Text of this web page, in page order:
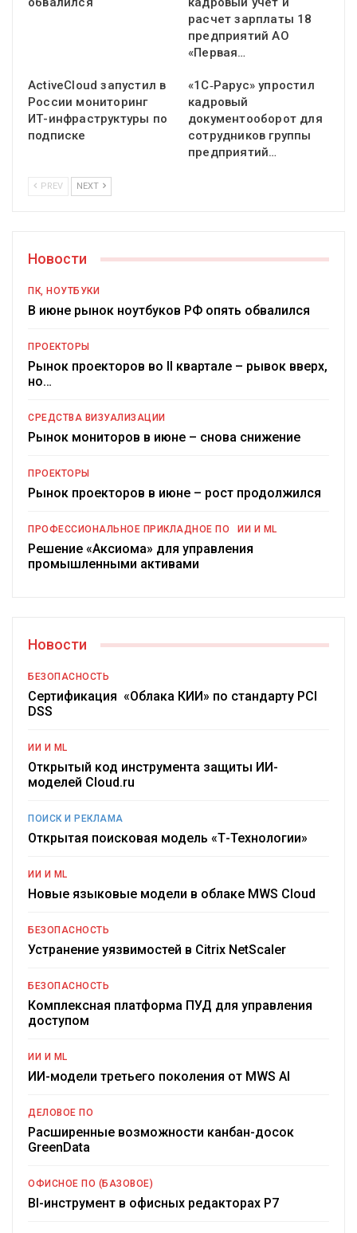
расчет зарплаты 18
предприятий АО
«Первая…
ActiveCloud запустил в
России мониторинг
ИТ-инфраструктуры по
подписке
«1С‑Рарус» упростил
кадровый
документооборот для
сотрудников группы
предприятий…
PREV NEXT
Новости
ПК, НОУТБУКИ
В июне рынок ноутбуков РФ опять обвалился
ПРОЕКТОРЫ
Рынок проекторов во II квартале – рывок вверх,
но…
СРЕДСТВА ВИЗУАЛИЗАЦИИ
Рынок мониторов в июне – снова снижение
ПРОЕКТОРЫ
Рынок проекторов в июне – рост продолжился
ПРОФЕССИОНАЛЬНОЕ ПРИКЛАДНОЕ ПО ИИ И ML
Решение «Аксиома» для управления
промышленными активами
Новости
БЕЗОПАСНОСТЬ
Сертификация «Облака КИИ» по стандарту PCI
DSS
ИИ И ML
Открытый код инструмента защиты ИИ-
моделей Cloud.ru
ПОИСК И РЕКЛАМА
Открытая поисковая модель «Т-Технологии»
ИИ И ML
Новые языковые модели в облаке MWS Cloud
БЕЗОПАСНОСТЬ
Устранение уязвимостей в Citrix NetScaler
БЕЗОПАСНОСТЬ
Комплексная платформа ПУД для управления
доступом
ИИ И ML
ИИ-модели третьего поколения от MWS AI
ДЕЛОВОЕ ПО
Расширенные возможности канбан-досок
GreenData
ОФИСНОЕ ПО (БАЗОВОЕ)
BI-инструмент в офисных редакторах Р7